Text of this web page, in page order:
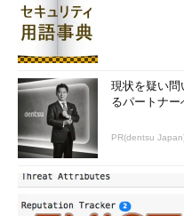
現状を疑い問
るパートナー
PR(dentsu